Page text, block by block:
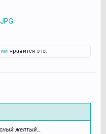
нравится это.
желтый…